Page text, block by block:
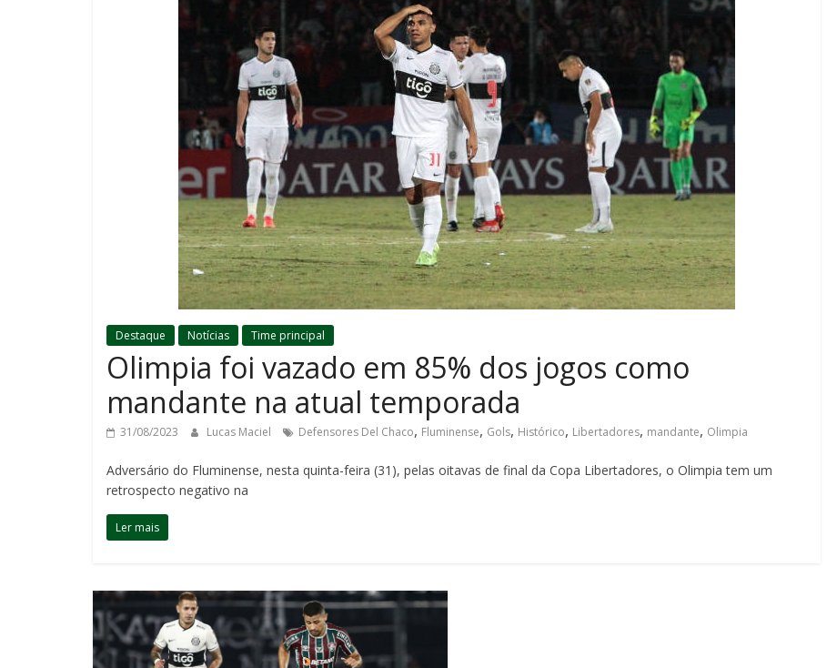
Destaque Notícias Time principal
Olimpia foi vazado em 85% dos jogos como
mandante na atual temporada
31/08/2023 Lucas Maciel Defensores Del Chaco, Fluminense, Gols, Histórico, Libertadores, mandante, Olimpia
Adversário do Fluminense, nesta quinta-feira (31), pelas oitavas de final da Copa Libertadores, o Olimpia tem um
retrospecto negativo na
Ler mais